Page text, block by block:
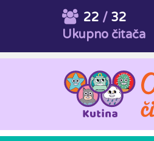
22 / 32
Ukupno čitača